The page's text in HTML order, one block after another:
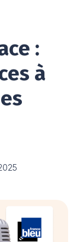
:
à